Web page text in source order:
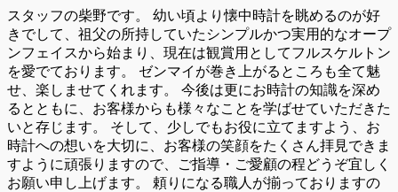
スタッフの柴野です。 幼い頃より懐中時計を眺めるのが好
きでして、祖父の所持していたシンプルかつ実用的なオープ
ンフェイスから始まり、現在は観賞用としてフルスケルトン
を愛でております。 ゼンマイが巻き上がるところも全て魅
せ、楽しませてくれます。 今後は更にお時計の知識を深め
るとともに、お客様からも様々なことを学ばせていただきた
いと存じます。 そして、少しでもお役に立てますよう、お
時計への想いを大切に、お客様の笑顔をたくさん拝見できま
すように頑張りますので、ご指導・ご愛顧の程どうぞ宜しく
お願い申し上げます。 頼りになる職人が揃っておりますの